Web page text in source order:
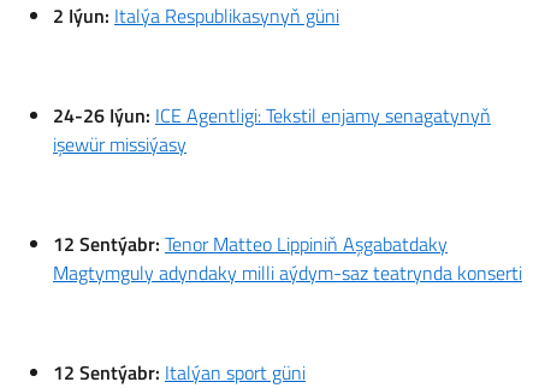
2 Iýun: Italýa Respublikasynyň güni
24-26 Iýun: ICE Agentligi: Tekstil enjamy senagatynyň
işewür missiýasy
12 Sentýabr: Tenor Matteo Lippiniň Aşgabatdaky
Magtymguly adyndaky milli aýdym-saz teatrynda konserti
12 Sentýabr: Italýan sport güni